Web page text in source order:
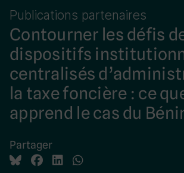
Publications partenaires
Contourner les défis
dispositifs
centralisés
la taxe foncière : ce
apprend le cas du
Partager